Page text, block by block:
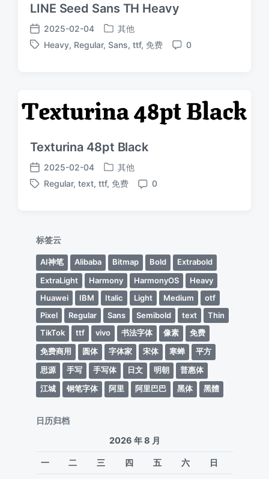
LINE Seed Sans TH Heavy
发
布
2025-02-04
发
布
其他
标
Heavy, Regular, Sans, ttf, 免费
评
0
Texturina 48pt Black
发
布
2025-02-04
发
布
其他
标
Regular, text, ttf, 免费
评
0
标签云
AI神笔 Alibaba Bitmap Bold
Extrabold
ExtraLight
Harmony HarmonyOS
Heavy
Huawei
IBM Italic Light Medium
otf
Pixel
Regular Sans Semibold text
Thin
TikTok
ttf vivo 书法字体 像素
免费
免费商用
圆体 字体家 宋体 寒蝉
平方
思源
手写 手写体 日文 明朝
普惠体
江城
钢笔字体 阿里 阿里巴巴 黑体 黑體
日历归档
2026 年 8 月
一 二 三 四 五 六 日